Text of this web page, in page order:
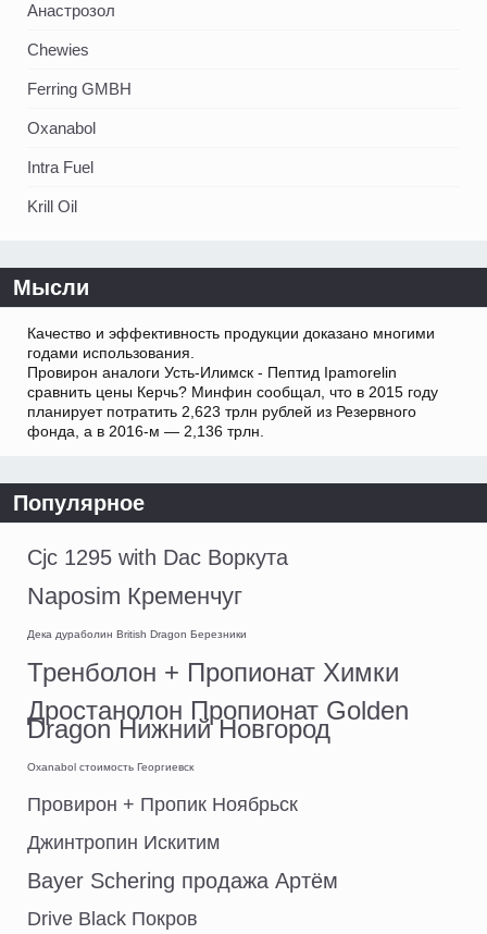
Анастрозол
Chewies
Ferring GMBH
Oxanabol
Intra Fuel
Krill Oil
Мысли
Качество и эффективность продукции доказано многими
годами использования.
Провирон аналоги Усть-Илимск - Пептид Ipamorelin
сравнить цены Керчь? Минфин сообщал, что в 2015 году
планирует потратить 2,623 трлн рублей из Резервного
фонда, а в 2016-м — 2,136 трлн.
Популярное
Cjc 1295 with Dac Воркута
Naposim Кременчуг
Дека дураболин British Dragon Березники
Тренболон + Пропионат Химки
Дростанолон Пропионат Golden
Dragon Нижний Новгород
Oxanabol стоимость Георгиевск
Провирон + Пропик Ноябрьск
Джинтропин Искитим
Bayer Schering продажа Артём
Drive Black Покров